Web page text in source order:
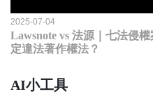
2025-07-04
Lawsnote vs 法源｜七法侵
定違法著作權法？
AI小工具